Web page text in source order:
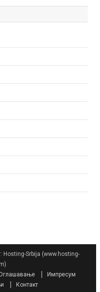
Hosting-Srbija (www.hosting-
Импресум
Контакт